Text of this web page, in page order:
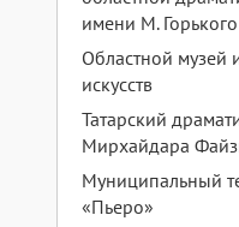
имени М. Горького
Областной музей
искусств
Татарский
Мирхайдара
Муниципальный
«Пьеро»